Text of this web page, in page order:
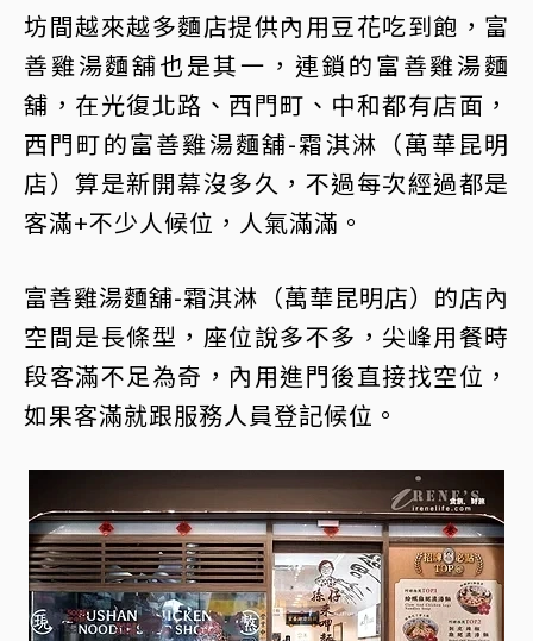
坊間越來越多麵店提供內用豆花吃到飽，富
善雞湯麵舖也是其一，連鎖的富善雞湯麵
舖，在光復北路、西門町、中和都有店面，
西門町的富善雞湯麵舖-霜淇淋（萬華昆明
店）算是新開幕沒多久，不過每次經過都是
客滿+不少人候位，人氣滿滿。
富善雞湯麵舖-霜淇淋（萬華昆明店）的店內
空間是長條型，座位說多不多，尖峰用餐時
段客滿不足為奇，內用進門後直接找空位，
如果客滿就跟服務人員登記候位。